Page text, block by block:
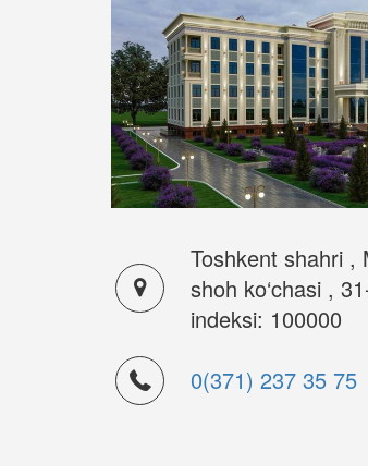
Toshkent shahri ,
shoh ko‘chasi ,
indeksi: 100000
0(371) 237 35 75